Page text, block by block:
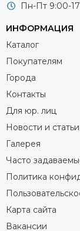
Пн-Пт 9:00-
ИНФОРМАЦИЯ
Каталог
Покупателям
Города
Контакты
Для юр. лиц
Новости и статьи
Галерея
Часто
Политика
Карта сайта
Вакансии